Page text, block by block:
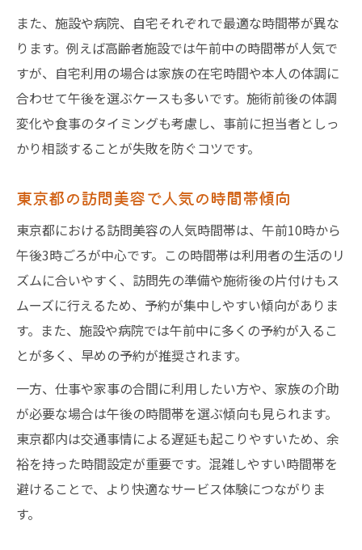
東京都で訪問美容が空いている時間帯
訪問美容師が対応しやすい時間帯とは
効率的な訪問美容の予約テクニック
訪問美容の混雑回避と時間の工夫
忙しい女性のための東京都訪問美容活用法
仕事や家事の合間に訪問美容を予約する
東京都の女性向け訪問美容サービス利用法
短時間で受けられる訪問美容の工夫
訪問美容の隙間時間活用術を紹介
自宅で安心して受ける訪問美容のコツと時間帯
自宅訪問美容の安全な時間帯選び方
訪問美容を自宅で快適に受けるポイント
高齢者に配慮した訪問美容の時間設定
訪問美容の自宅施術で気を付ける点
自宅で安心な訪問美容時間帯の工夫
高齢者にも快適な東京都の訪問美容時間とは
高齢者にやさしい訪問美容の時間帯選び
また、施設や病院、自宅それぞれで最適な時間帯が異な
ります。例えば高齢者施設では午前中の時間帯が人気で
すが、自宅利用の場合は家族の在宅時間や本人の体調に
合わせて午後を選ぶケースも多いです。施術前後の体調
変化や食事のタイミングも考慮し、事前に担当者としっ
かり相談することが失敗を防ぐコツです。
東京都の訪問美容で人気の時間帯傾向
東京都における訪問美容の人気時間帯は、午前10時から
午後3時ごろが中心です。この時間帯は利用者の生活のリ
ズムに合いやすく、訪問先の準備や施術後の片付けもス
ムーズに行えるため、予約が集中しやすい傾向がありま
す。また、施設や病院では午前中に多くの予約が入るこ
とが多く、早めの予約が推奨されます。
一方、仕事や家事の合間に利用したい方や、家族の介助
が必要な場合は午後の時間帯を選ぶ傾向も見られます。
東京都内は交通事情による遅延も起こりやすいため、余
裕を持った時間設定が重要です。混雑しやすい時間帯を
避けることで、より快適なサービス体験につながりま
す。